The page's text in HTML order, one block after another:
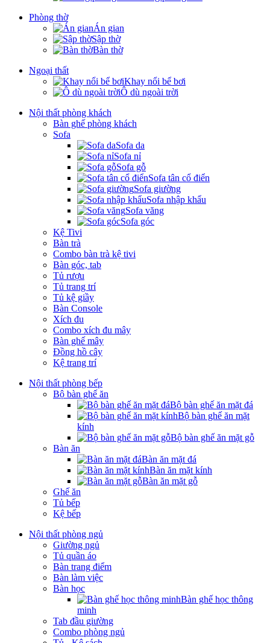
Phòng thờ
Án gian
Sập thờ
Bàn thờ
Ngoại thất
Khay nổi bể bơi
Ô dù ngoài trời
Nội thất phòng khách
Bàn ghế phòng khách
Sofa
Sofa da
Sofa nỉ
Sofa gỗ
Sofa tân cổ điển
Sofa giường
Sofa nhập khẩu
Sofa văng
Sofa góc
Kệ Tivi
Bàn trà
Combo bàn trà kệ tivi
Bàn góc, tab
Tủ rượu
Tủ trang trí
Tủ kệ giầy
Bàn Console
Xích đu
Combo xích đu mây
Bàn ghế mây
Đồng hồ cây
Kệ trang trí
Nội thất phòng bếp
Bộ bàn ghế ăn
Bộ bàn ghế ăn mặt đá
Bộ bàn ghế ăn mặt
kính
Bộ bàn ghế ăn mặt gỗ
Bàn ăn
Bàn ăn mặt đá
Bàn ăn mặt kính
Bàn ăn mặt gỗ
Ghế ăn
Tủ bếp
Kệ bếp
Nội thất phòng ngủ
Giường ngủ
Tủ quần áo
Bàn trang điểm
Bàn làm việc
Bàn học
Bàn ghế học thông
minh
Tab đầu giường
Combo phòng ngủ